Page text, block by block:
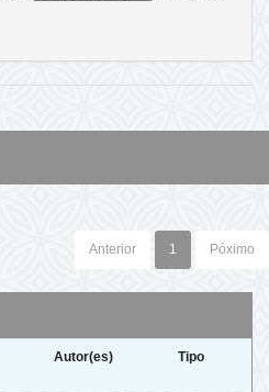
Anterior 1 Póximo
Autor(es) Tipo